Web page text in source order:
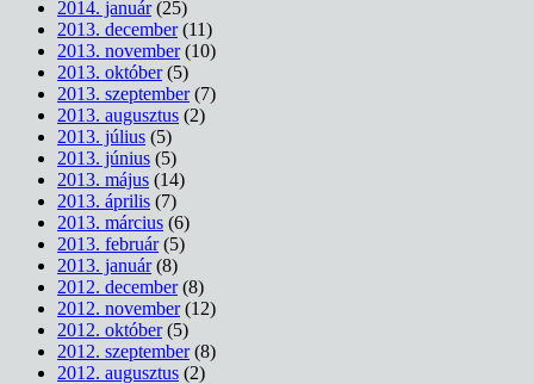
2014. január(25)
2013. december(11)
2013. november(10)
2013. október(5)
2013. szeptember(7)
2013. augusztus (2)
2013. július (5)
2013. június (5)
2013. május (14)
2013. április (7)
2013. március (6)
2013. február(5)
2013. január(8)
2012. december(8)
2012. november(12)
2012. október(5)
2012. szeptember(8)
2012. augusztus (2)